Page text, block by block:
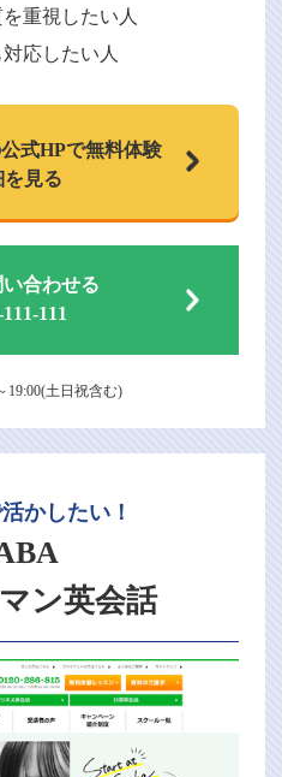
重視したい人
応したい人
公式HPで無料体験
見る
合わせる
111
19:00(土日祝含む)
かしたい！
ン英会話